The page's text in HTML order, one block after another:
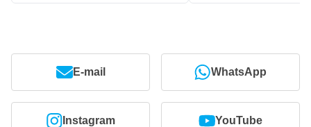
E-mail WhatsApp
Instagram YouTube